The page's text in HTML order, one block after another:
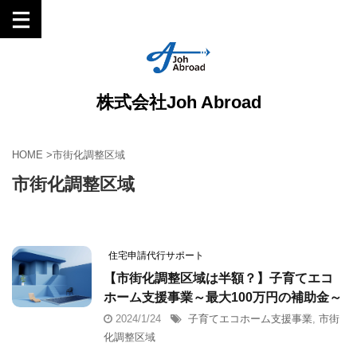
株式会社Joh Abroad
HOME >市街化調整区域
市街化調整区域
住宅申請代行サポート
【市街化調整区域は半額？】子育てエコ
ホーム支援事業～最大100万円の補助金～
2024/1/24 子育てエコホーム支援事業 市街
化調整区域